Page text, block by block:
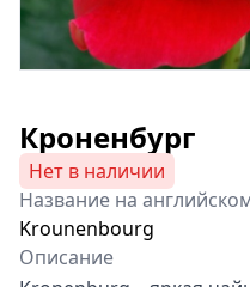
Кроненбург
Нет в наличии
Название на
Krounenbourg
Описание